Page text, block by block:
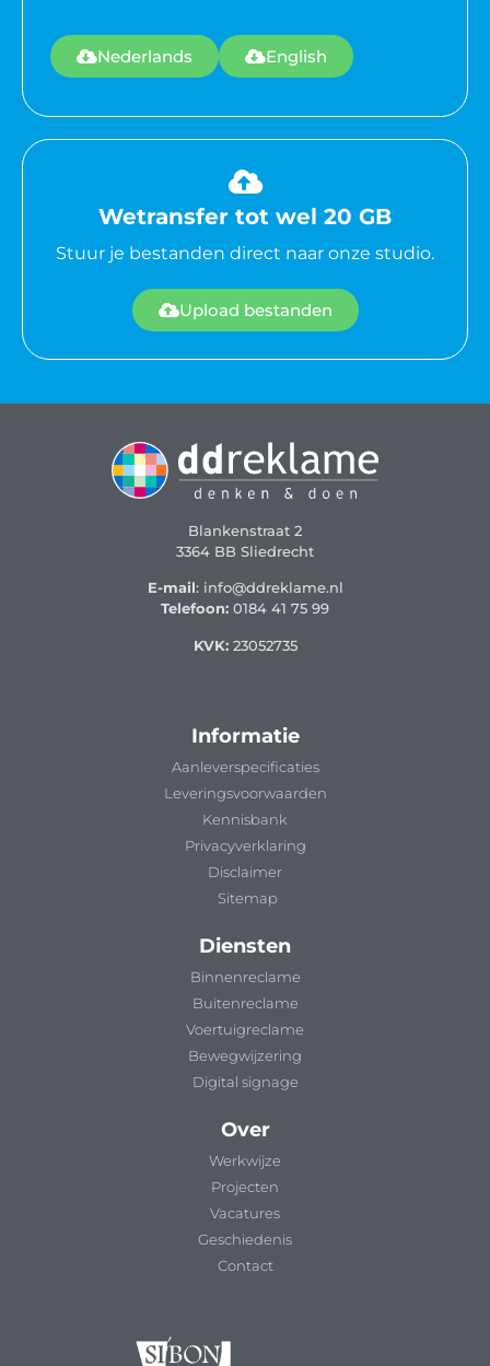
Nederlands English
Wetransfer tot wel 20 GB
Stuur je bestanden direct naar onze studio.
Upload bestanden
Blankenstraat 2
3364 BB Sliedrecht
E-mail: info@ddreklame.nl
Telefoon: 0184 41 75 99
KVK: 23052735
Informatie
Aanleverspecificaties
Leveringsvoorwaarden
Kennisbank
Privacyverklaring
Disclaimer
Sitemap
Diensten
Binnenreclame
Buitenreclame
Voertuigreclame
Bewegwijzering
Digital signage
Over
Werkwijze
Projecten
Vacatures
Geschiedenis
Contact